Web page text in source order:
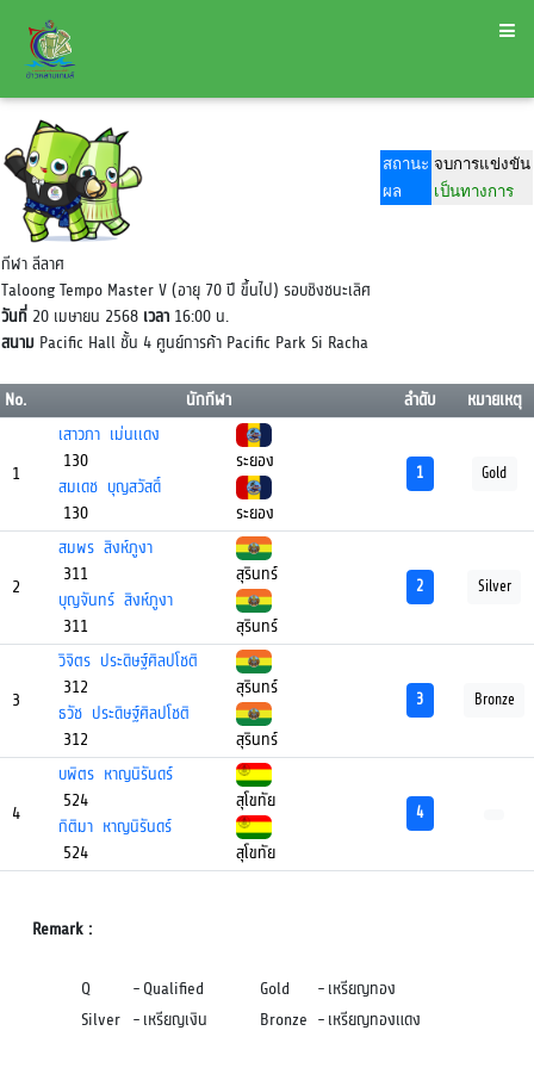
สถานะ จบการแข่งขัน
ผล
เป็นทางการ
กีฬา ลีลาศ
Taloong Tempo Master V (อายุ 70 ปี ขึ้นไป) รอบชิงชนะเลิศ
วันที่ 20 เมษายน 2568 เวลา 16:00 น.
สนาม Pacific Hall ชั้น 4 ศูนย์การค้า Pacific Park Si Racha
No. นักกีฬา ลำดับ หมายเหตุ
1
เสาวภา เม่นเเดง
130
ระยอง
สมเดช บุญสวัสดิ์
130
ระยอง
1 Gold
2
สมพร สิงห์ภูงา
311
สุรินทร์
บุญจันทร์ สิงห์ภูงา
311
สุรินทร์
2 Silver
3
วิจิตร ประดิษฐ์ศิลปโชติ
312
สุรินทร์
ธวัช ประดิษฐ์ศิลปโชติ
312
สุรินทร์
3 Bronze
4
บพิตร หาญนิรันดร์
524
สุโขทัย
กิติมา หาญนิรันดร์
524
สุโขทัย
4
Remark :
Q -Qualified Gold -เหรียญทอง
Silver -เหรียญเงิน Bronze -เหรียญทองแดง